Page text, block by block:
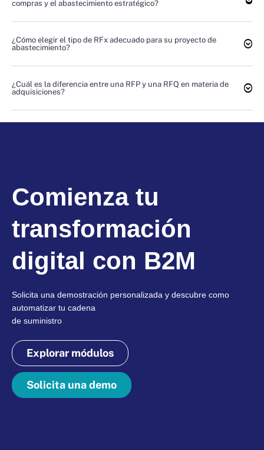
compras y el abastecimiento estratégico?
¿Cómo elegir el tipo de RFx adecuado para su proyecto de
abastecimiento?
¿Cuál es la diferencia entre una RFP y una RFQ en materia de
adquisiciones?
Comienza tu
transformación
digital con B2M
Solicita una demostración personalizada y descubre como
automatizar tu cadena
de suministro
Explorar módulos
Solicita una demo